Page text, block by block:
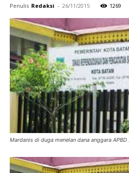
Penulis Redaksi - 26/11/2015 1269
Mardanis di duga menelan dana anggara